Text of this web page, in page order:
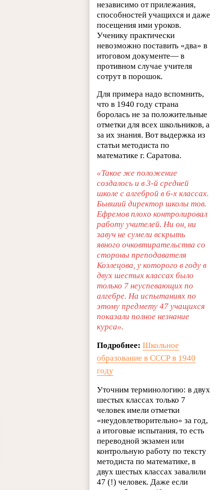
независимо от прилежания,
способностей учащихся и даже
посещения ими уроков.
Ученику практически
невозможно поставить «два» в
итоговом документе— в
противном случае учителя
сотрут в порошок.
Для примера надо вспомнить,
что в 1940 году страна
боролась не за положительные
отметки для всех школьников, а
за их знания. Вот выдержка из
статьи методиста по
математике г. Саратова.
«Такое же положение
создалось и в 3-й средней
школе с алгеброй в 6-х классах.
Бывший директор школы тов.
Ефремов плохо контролировал
работу учителей. Ни он, ни
завуч не сумели вскрыть
явного очковтирательства со
стороны преподавателя
Козлецова, у которого в году в
двух шестых классах было
только 7 неуспевающих по
алгебре. На испытаниях по
этому предмету 47 учащихся
показали полное незнание
курса».
Подробнее:Школьное
образование в СССР в 1940
году
Уточним терминологию: в двух
шестых классах только 7
человек имели отметки
«неудовлетворительно» за год,
а итоговые испытания, то есть
переводной экзамен или
контрольную работу по тексту
методиста по математике, в
двух шестых классах завалили
47 (!) человек. Даже если